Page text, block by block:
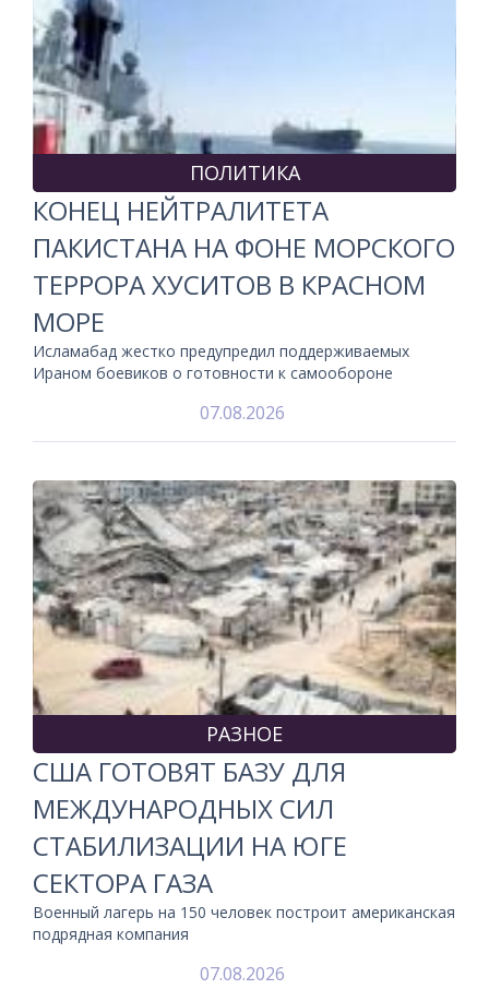
ПОЛИТИКА
КОНЕЦ НЕЙТРАЛИТЕТА
ПАКИСТАНА НА ФОНЕ МОРСКОГО
ТЕРРОРА ХУСИТОВ В КРАСНОМ
МОРЕ
Исламабад жестко предупредил поддерживаемых
Ираном боевиков о готовности к самообороне
07.08.2026
РАЗНОЕ
США ГОТОВЯТ БАЗУ ДЛЯ
МЕЖДУНАРОДНЫХ СИЛ
СТАБИЛИЗАЦИИ НА ЮГЕ
СЕКТОРА ГАЗА
Военный лагерь на 150 человек построит американская
подрядная компания
07.08.2026